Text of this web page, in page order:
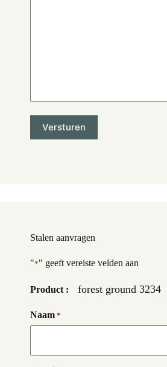
Stalen aanvragen
"*" geeft vereiste velden aan
Product : forest ground 3234
Naam *